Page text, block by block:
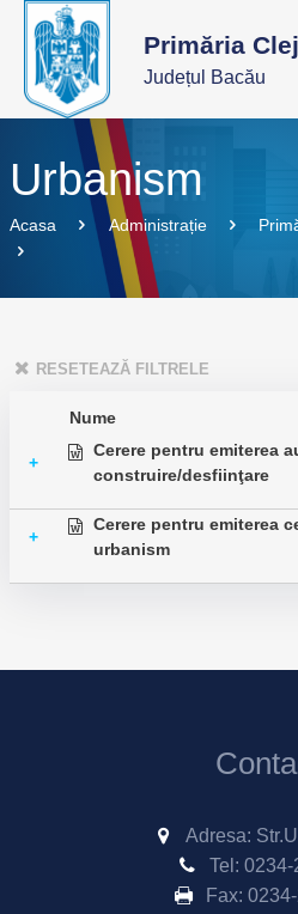
Primăria
Județul Bacău
Urbanism
Acasa Administrație
RESETEAZĂ FILTRELE
Nume
+
Cerere pentru emiterea
construire/desfiinţare
+
Cerere pentru emiterea
urbanism
Adresa:
Tel: 0234-
Fax: